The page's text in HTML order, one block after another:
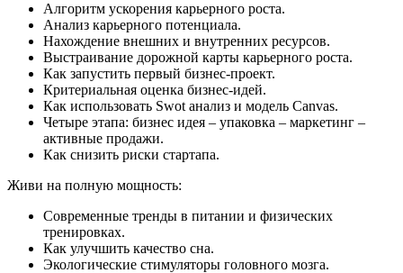
Алгоритм ускорения карьерного роста.
Анализ карьерного потенциала.
Нахождение внешних и внутренних ресурсов.
Выстраивание дорожной карты карьерного роста.
Как запустить первый бизнес-проект.
Критериальная оценка бизнес-идей.
Как использовать Swot анализ и модель Canvas.
Четыре этапа: бизнес идея – упаковка – маркетинг –
активные продажи.
Как снизить риски стартапа.
Живи на полную мощность:
Современные тренды в питании и физических
тренировках.
Как улучшить качество сна.
Экологические стимуляторы головного мозга.